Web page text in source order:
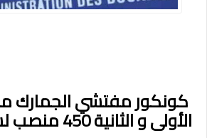
كونكور مفتشي الجمارك
الأولى و الثانية 450 منصب لسنة 2025